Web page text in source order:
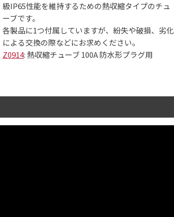
級IP65性能を維持するための熱収縮タイプのチュ
ーブです。
各製品に1つ付属していますが、紛失や破損、劣化
による交換の際などにお求めください。
Z0914: 熱収縮チューブ 100A 防水形プラグ用